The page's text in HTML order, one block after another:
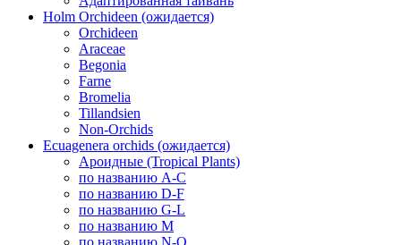
Holm Orchideen (ожидается)
Orchideen
Araceae
Begonia
Farne
Bromelia
Tillandsien
Non-Orchids
Ecuagenera orchids (ожидается)
Ароидные (Tropical Plants)
по названию A-C
по названию D-F
по названию G-L
по названию M
по названию N-O